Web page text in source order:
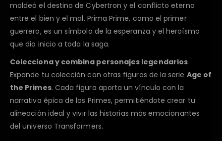
moldeó el destino de Cybertron y el conflicto eterno
entre el bien y el mal. Prima Prime, como el primer
guerrero, es un símbolo de la esperanza y el heroísmo
que dio inicio a toda la saga.
Colecciona y combina personajes legendarios
Expande tu colección con otras figuras de la serie Age of
the Primes. Cada figura aporta un vínculo con la
narrativa épica de los Primes, permitiéndote crear tu
alineación ideal y vivir las historias más emocionantes
del universo Transformers.